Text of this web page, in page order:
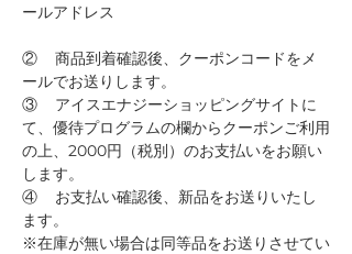
ールアドレス
②    商品到着確認後、クーポンコードをメ
ールでお送りします。
③    アイスエナジーショッピングサイトに
て、優待プログラムの欄からクーポンご利用
の上、2000円（税別）のお支払いをお願い
します。
④    お支払い確認後、新品をお送りいたし
ます。
※在庫が無い場合は同等品をお送りさせてい